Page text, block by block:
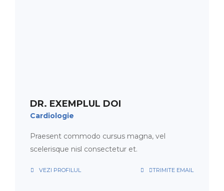
DR. EXEMPLUL DOI
Cardiologie
Praesent commodo cursus magna, vel
scelerisque nisl consectetur et.
VEZI PROFILUL TRIMITE EMAIL